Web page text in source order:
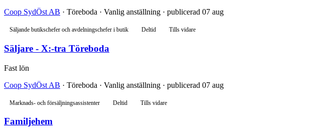
Coop SydÖst AB · Töreboda · Vanlig anställning · publicerad 07 aug
Säljande butikschefer och avdelningschefer i butik Deltid Tills vidare
Säljare - X:-tra Töreboda
Fast lön
Coop SydÖst AB · Töreboda · Vanlig anställning · publicerad 07 aug
Marknads- och försäljningsassistenter Deltid Tills vidare
Familjehem